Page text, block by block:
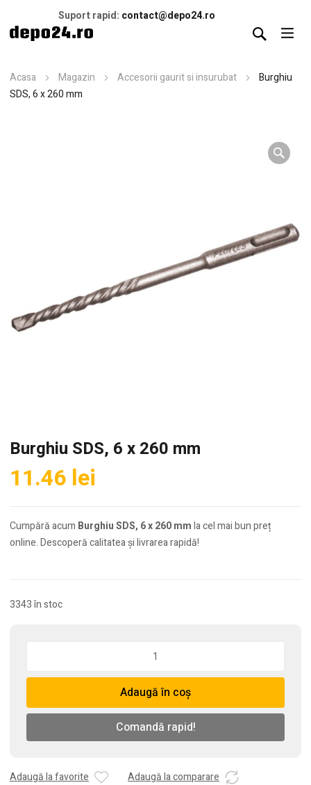
Suport rapid: contact@depo24.ro
Acasa Magazin Accesorii gaurit si insurubat
Burghiu
SDS, 6 x 260 mm
Burghiu SDS, 6 x 260 mm
11.46 lei
Cumpără acum Burghiu SDS, 6 x 260 mmla cel mai bun preț
online. Descoperă calitatea și livrarea rapidă!
3343 în stoc
SDS,
x
mm
Adaugă în coș
Comandă rapid!
Adaugă la favorite Adaugă la comparare